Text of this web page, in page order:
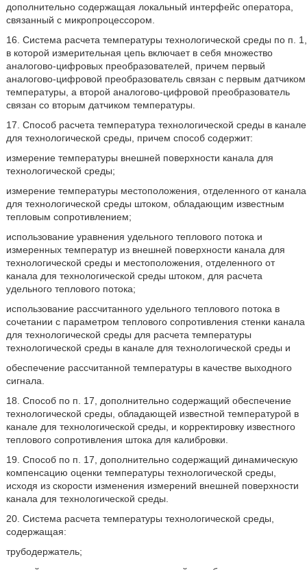
дополнительно содержащая локальный интерфейс оператора,
связанный с микропроцессором.
16. Система расчета температуры технологической среды по п. 1,
в которой измерительная цепь включает в себя множество
аналогово-цифровых преобразователей, причем первый
аналогово-цифровой преобразователь связан с первым датчиком
температуры, а второй аналогово-цифровой преобразователь
связан со вторым датчиком температуры.
17. Способ расчета температура технологической среды в канале
для технологической среды, причем способ содержит:
измерение температуры внешней поверхности канала для
технологической среды;
измерение температуры местоположения, отделенного от канала
для технологической среды штоком, обладающим известным
тепловым сопротивлением;
использование уравнения удельного теплового потока и
измеренных температур из внешней поверхности канала для
технологической среды и местоположения, отделенного от
канала для технологической среды штоком, для расчета
удельного теплового потока;
использование рассчитанного удельного теплового потока в
сочетании с параметром теплового сопротивления стенки канала
для технологической среды для расчета температуры
технологической среды в канале для технологической среды и
обеспечение рассчитанной температуры в качестве выходного
сигнала.
18. Способ по п. 17, дополнительно содержащий обеспечение
технологической среды, обладающей известной температурой в
канале для технологической среды, и корректировку известного
теплового сопротивления штока для калибровки.
19. Способ по п. 17, дополнительно содержащий динамическую
компенсацию оценки температуры технологической среды,
исходя из скорости изменения измерений внешней поверхности
канала для технологической среды.
20. Система расчета температуры технологической среды,
содержащая:
трубодержатель;